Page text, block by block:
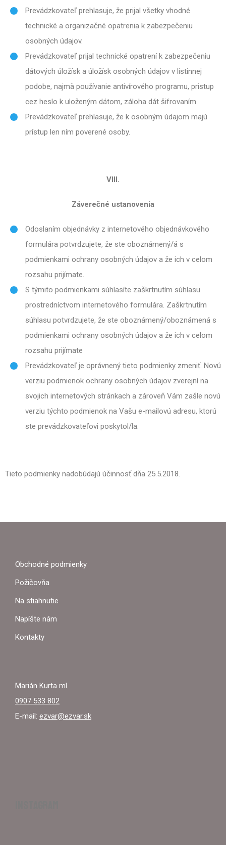
Prevádzkovateľ prehlasuje, že prijal všetky vhodné
technické a organizačné opatrenia k zabezpečeniu
osobných údajov.
Prevádzkovateľ prijal technické opatrení k zabezpečeniu
dátových úložísk a úložísk osobných údajov v listinnej
podobe, najmä používanie antivírového programu, pristup
cez heslo k uloženým dátom, záloha dát šifrovaním
Prevádzkovateľ prehlasuje, že k osobným údajom majú
prístup len ním poverené osoby.
VIII.
Záverečné ustanovenia
Odoslaním objednávky z internetového objednávkového
formulára potvrdzujete, že ste oboznámený/á s
podmienkami ochrany osobných údajov a že ich v celom
rozsahu prijímate.
S týmito podmienkami súhlasíte zaškrtnutím súhlasu
prostredníctvom internetového formulára. Zaškrtnutím
súhlasu potvrdzujete, že ste oboznámený/oboznámená s
podmienkami ochrany osobných údajov a že ich v celom
rozsahu prijímate
Prevádzkovateľ je oprávnený tieto podmienky zmeniť. Novú
verziu podmienok ochrany osobných údajov zverejní na
svojich internetových stránkach a zároveň Vám zašle novú
verziu týchto podmienok na Vašu e-mailovú adresu, ktorú
ste prevádzkovateľovi poskytol/la.
Tieto podmienky nadobúdajú účinnosť dňa 25.5.2018.
Z
Obchodné podmienky
Požičovňa
Na stiahnutie
Napíšte nám
Kontakty
Marián Kurta ml.
0907 533 802
E-mail: ezvar@ezvar.sk